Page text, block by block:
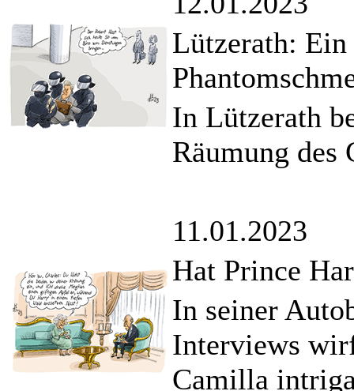
Lützerath:
In Lützerath
Räumung des
11.01.2023
Hat Prince
In seiner
Interviews
Camilla